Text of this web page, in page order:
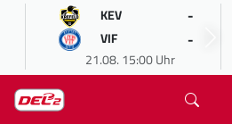
KEV -
VIF -
21.08. 15:00 Uhr